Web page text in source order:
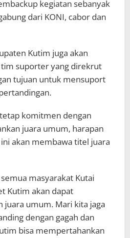
kegiatan sebanyak
dari KONI, cabor dan
Kutim juga akan
suporter yang direkrut
tujuan untuk mensuport
komitmen dengan
juara umum, harapan
akan membawa titel juara
masyarakat Kutai
Kutim akan dapat
umum. Mari kita jaga
dengan gagah dan
bisa mempertahankan